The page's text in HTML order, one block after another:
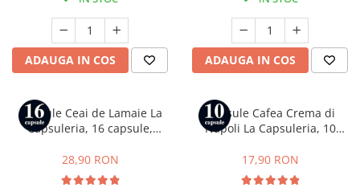
ADAUGA IN COS ADAUGA IN COS
Capsule Ceai de Lamaie La
Capsuleria, 16 capsule,
28,90 RON
Capsule Cafea Crema di
Napoli La Capsuleria, 10
Bialetti
17,90 RON